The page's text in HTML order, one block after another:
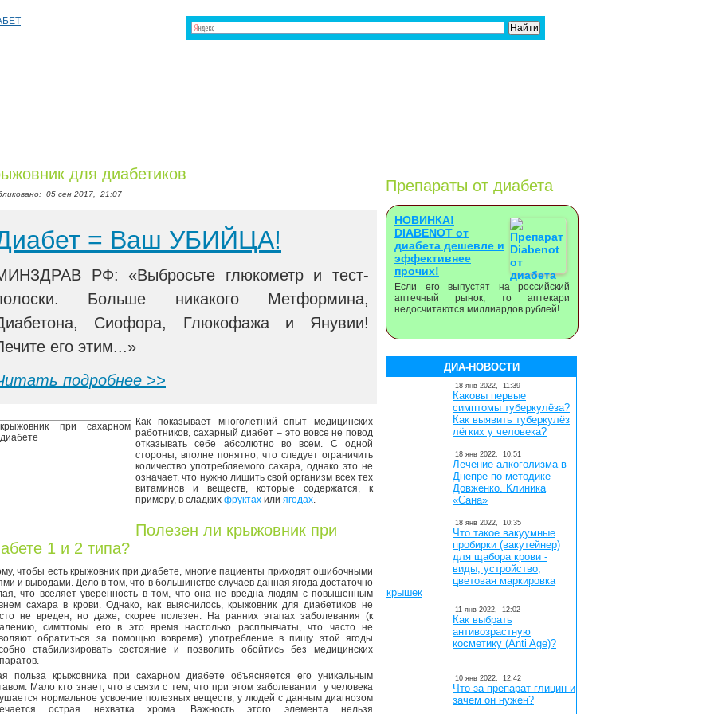
для диабетиков
05 сен 2017, 21:07
= Ваш УБИЙЦА!
РФ: «Выбросьте глюкометр и тест-
Больше никакого Метформина,
Сиофора, Глюкофажа и Янувии!
его этим...»
подробнее >>
Как показывает многолетний опыт медицинских
работников, сахарный диабет – это вовсе не повод
отказывать себе абсолютно во всем. С одной
стороны, вполне понятно, что следует ограничить
количество употребляемого сахара, однако это не
означает, что нужно лишить свой организм всех тех
витаминов и веществ, которые содержатся, к
примеру, в сладких фруктах или ягодах.
Полезен ли крыжовник при
1 и 2 типа?
чтобы есть крыжовник при диабете, многие пациенты приходят ошибочными
и выводами. Дело в том, что в большинстве случаев данная ягода достаточно
что вселяет уверенность в том, что она не вредна людям с повышенным
сахара в крови. Однако, как выяснилось, крыжовник для диабетиков не
не вреден, но даже, скорее полезен. На ранних этапах заболевания (к
симптомы его в это время настолько расплывчаты, что часто не
обратиться за помощью вовремя) употребление в пищу этой ягоды
стабилизировать состояние и позволить обойтись без медицинских
польза крыжовника при сахарном диабете объясняется его уникальным
Мало кто знает, что в связи с тем, что при этом заболевании у человека
нормальное усвоение полезных веществ, у людей с данным диагнозом
острая нехватка хрома. Важность этого элемента нельзя
Препараты от диабета
НОВИНКА!
DIABENOT от
диабета дешевле и
эффективнее
прочих!
Если его выпустят на российский
аптечный рынок, то аптекари
недосчитаются миллиардов рублей!
ДИА-НОВОСТИ
18 янв 2022, 11:39
Каковы первые
симптомы туберкулёза?
Как выявить туберкулёз
лёгких у человека?
18 янв 2022, 10:51
Лечение алкоголизма в
Днепре по методике
Довженко. Клиника
«Сана»
18 янв 2022, 10:35
Что такое вакуумные
пробирки (вакутейнер)
для щабора крови -
виды, устройство,
цветовая маркировка
крышек
11 янв 2022, 12:02
Как выбрать
антивозрастную
косметику (Anti Age)?
10 янв 2022, 12:42
Что за препарат глицин и
зачем он нужен?